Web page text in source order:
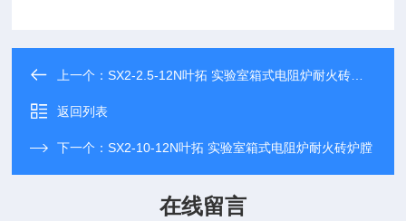
上一个：SX2-2.5-12N叶拓 实验室箱式电阻炉耐火砖炉膛
返回列表
下一个：SX2-10-12N叶拓 实验室箱式电阻炉耐火砖炉膛
在线留言